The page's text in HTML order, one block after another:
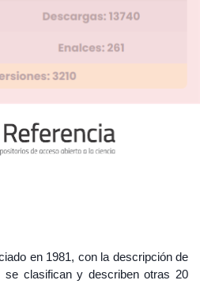
en 1981, con la descripción de
clasifican y describen otras 20